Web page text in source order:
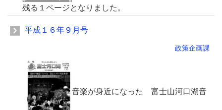
残る１ページとなりました。
平成１６年９月号
政策企画課
音楽が身近になった 富士山河口湖音